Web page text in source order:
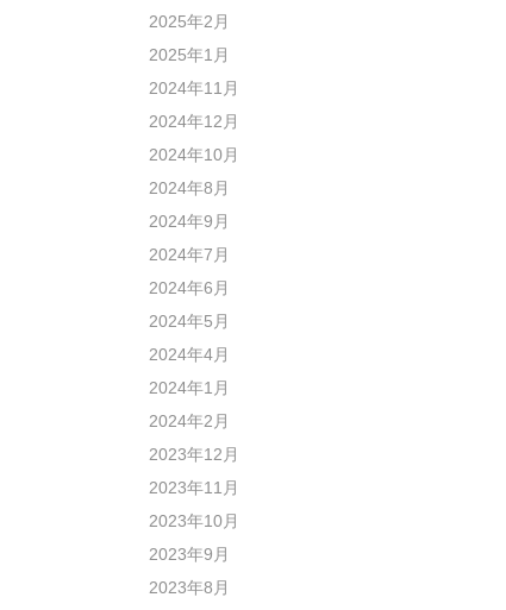
2025年2月
2025年1月
2024年11月
2024年12月
2024年10月
2024年8月
2024年9月
2024年7月
2024年6月
2024年5月
2024年4月
2024年1月
2024年2月
2023年12月
2023年11月
2023年10月
2023年9月
2023年8月